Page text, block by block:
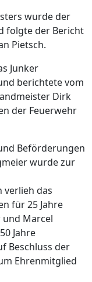
wurde der
folgte der Bericht
Pietsch.
Junker
berichtete vom
Dirk
der Feuerwehr
Beförderungen
wurde zur
verlieh das
für 25 Jahre
und Marcel
Jahre
Beschluss der
Ehrenmitglied